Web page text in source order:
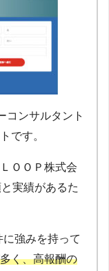
コンサルタント
です。
ＯＯＰ株式会
実績があるた
強みを持って
く、高報酬の